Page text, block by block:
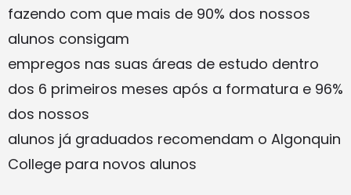
fazendo com que mais de 90% dos nossos
alunos consigam
empregos nas suas áreas de estudo dentro
dos 6 primeiros meses após a formatura e 96%
dos nossos
alunos já graduados recomendam o Algonquin
College para novos alunos